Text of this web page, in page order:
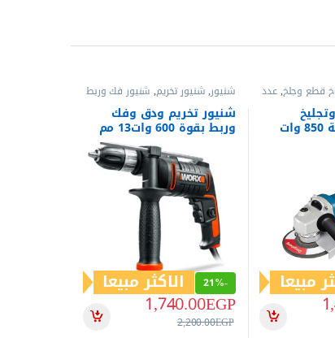
قطع وجلخ,عدد
وصنفرة 5 بوصة 850 وات
شينج
مبيعا
شنيور,شنيور تخريم, شنيور فك وربط
وتخريم, عدد كهربائية
شنيور تخريم ودق وفك
وربط بقوة 600 وات13 مم
-
21% الاكثر مبيعا
1,740.00EGP
2,200.00EGP